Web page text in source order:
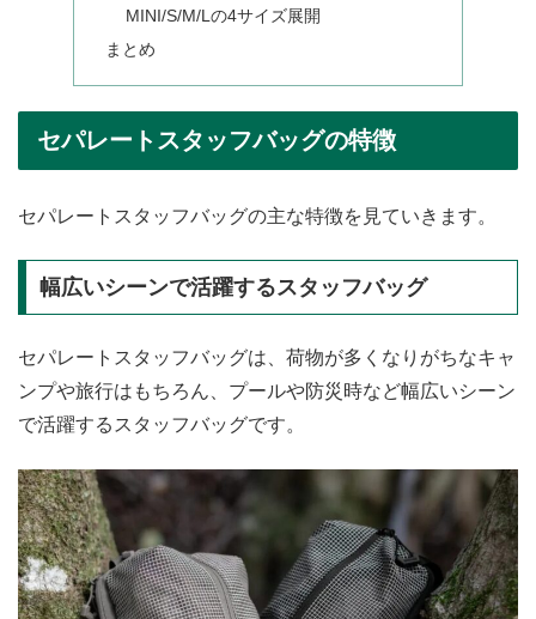
MINI/S/M/Lの4サイズ展開
まとめ
セパレートスタッフバッグの特徴
セパレートスタッフバッグの主な特徴を見ていきます。
幅広いシーンで活躍するスタッフバッグ
セパレートスタッフバッグは、荷物が多くなりがちなキャ
ンプや旅行はもちろん、プールや防災時など幅広いシーン
で活躍するスタッフバッグです。